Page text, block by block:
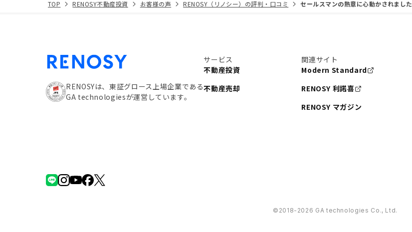
TOP RENOSY不動産投資 お客様の声 RENOSY（リノシー）の評判・口コミ セールスマンの熱意に心動かされました
RENOSYは、東証グロース上場企業である
GA technologiesが運営しています。
サービス
不動産投資
不動産売却
関連サイト
Modern Standard
RENOSY 利諾喜
RENOSY マガジン
©︎2018-2026 GA technologies Co., Ltd.